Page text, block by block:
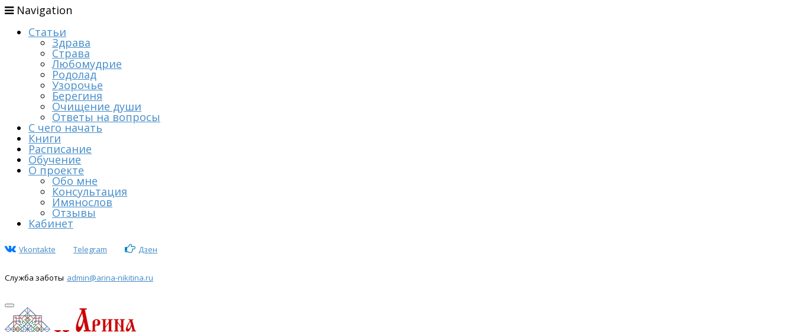
Navigation
Статьи
Здрава
Страва
Любомудрие
Родолад
Узорочье
Берегиня
Очищение души
Ответы на вопросы
С чего начать
Книги
Расписание
Обучение
О проекте
Обо мне
Консультация
Имянослов
Отзывы
Кабинет
Vkontakte Telegram Дзен
Служба заботы admin@arina-nikitina.ru